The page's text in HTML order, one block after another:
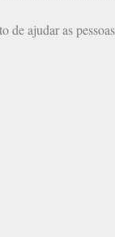
de ajudar as